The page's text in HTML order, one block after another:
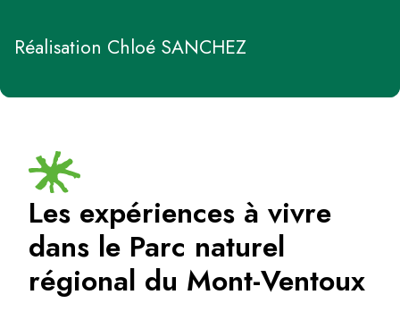
Réalisation Chloé SANCHEZ
Les expériences à vivre
dans le Parc naturel
régional du Mont-Ventoux